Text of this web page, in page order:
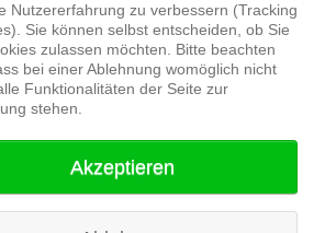
Hannover
Nutzererfahrung zu verbessern (Tracking
Sie können selbst entscheiden, ob Sie
zulassen möchten. Bitte beachten
bei einer Ablehnung womöglich nicht
Funktionalitäten der Seite zur
stehen.
Akzeptieren